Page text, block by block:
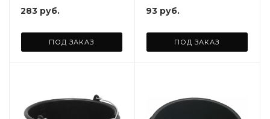
283 руб.
ПОД ЗАКАЗ
93 руб.
ПОД ЗАКАЗ